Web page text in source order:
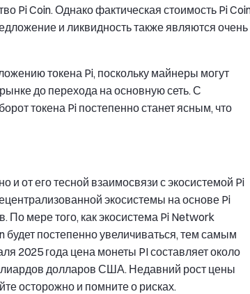
Pi Coin. Однако фактическая стоимость Pi
и ликвидность также являются очень
токена Pi, поскольку майнеры могут
до перехода на основную сеть. С
токена Pi постепенно станет ясным, что
и от его тесной взаимосвязи с экосистемой Pi
экосистемы на основе Pi
мере того, как экосистема Pi Network
постепенно увеличиваться, тем самым
2025 года цена монеты PI составляет около
долларов США. Недавний рост цены
осторожно и помните о рисках.